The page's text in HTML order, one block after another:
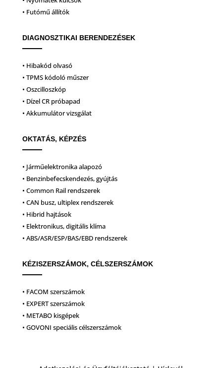
• Futómű állítók
DIAGNOSZTIKAI BERENDEZÉSEK
• Hibakód olvasó
• TPMS kódoló műszer
• Oszcilloszkóp
• Dízel CR próbapad
• Akkumulátor vizsgálat
OKTATÁS, KÉPZÉS
• Járműelektronika alapozó
• Benzinbefecskendezés, gyújtás
• Common Rail rendszerek
• CAN busz, ultiplex rendszerek
• Hibrid hajtások
• Elektronikus, digitális klíma
• ABS/ASR/ESP/BAS/EBD rendszerek
KÉZISZERSZÁMOK, CÉLSZERSZÁMOK
• FACOM szerszámok
• EXPERT szerszámok
• METABO kisgépek
• GOVONI speciális célszerszámok